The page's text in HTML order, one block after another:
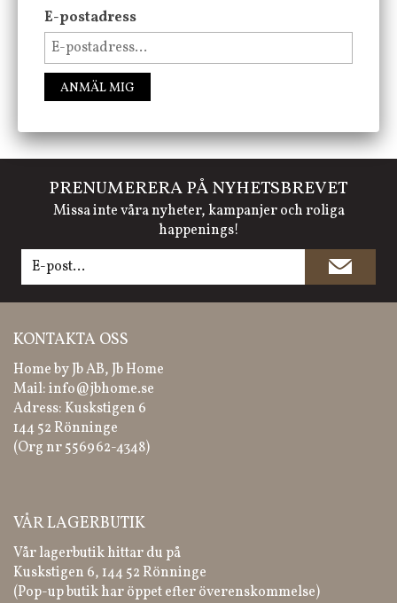
PRENUMERERA PÅ NYHETSBREVET
Missa inte våra nyheter, kampanjer och roliga
happenings!
KONTAKTA OSS
Home by Jb AB, Jb Home
Mail:info@jbhome.se
Adress: Kuskstigen 6
144 52 Rönninge
(Org nr 556962-4348)
VÅR LAGERBUTIK
Vår lagerbutik hittar du på
Kuskstigen 6, 144 52 Rönninge
(Pop-up butik har öppet efter överenskommelse)
E-postadress
ANMÄL MIG